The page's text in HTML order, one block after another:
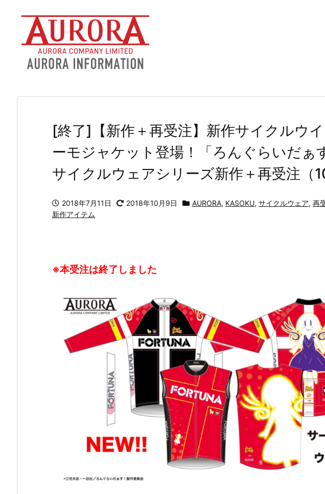
[終了]【新作＋再受注】新作サイクルウ
ーモジャケット登場！「ろんぐらいだぁ
サイクルウェアシリーズ新作＋再受注（
2018年7月11日 2018年10月9日 AURORA, KASOKU, サイクルウェア, 再
新作アイテム
※本受注は終了しました